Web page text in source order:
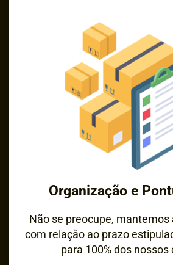
Organização e
Não se preocupe, mantemos
com relação ao prazo
para 100% dos nossos